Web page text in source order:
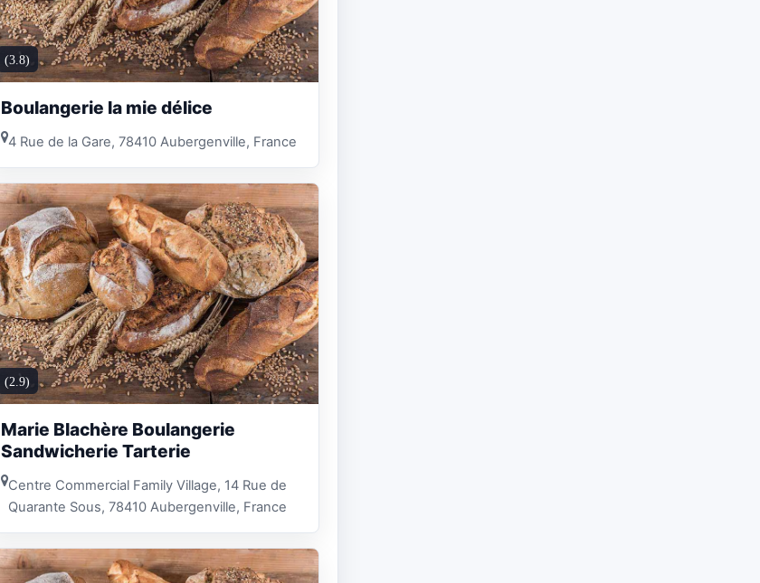
(3.8)
Boulangerie la mie délice
4 Rue de la Gare, 78410 Aubergenville, France
(2.9)
Marie Blachère Boulangerie
Sandwicherie Tarterie
Centre Commercial Family Village, 14 Rue de
Quarante Sous, 78410 Aubergenville, France